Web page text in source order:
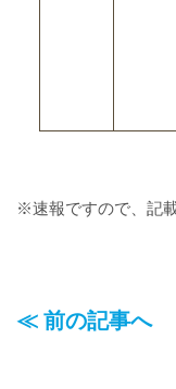
※速報ですので、記
≪ 前の記事へ